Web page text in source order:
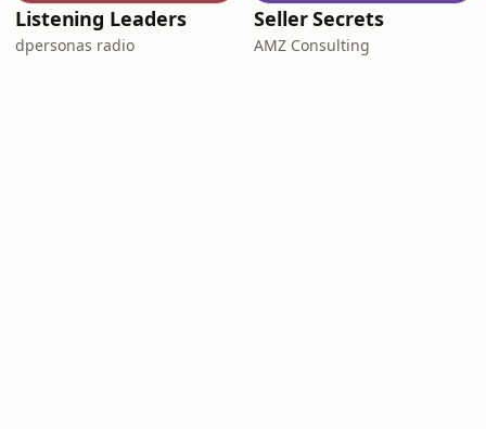
Listening Leaders
dpersonas radio
Seller Secrets
AMZ Consulting